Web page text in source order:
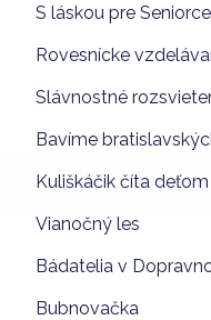
S láskou pre
Rovesnícke
Slávnostné
Bavíme
Kuliškáčik číta
Vianočný les
Bádatelia v
Bubnovačka